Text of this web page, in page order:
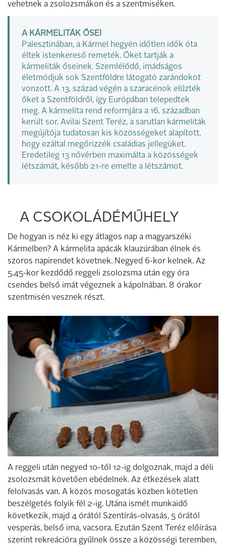
vehetnek a zsolozsmákon és a szentmiséken.
A KÁRMELITÁK ŐSEI
Palesztinában, a Kármel hegyén időtlen idők óta
éltek istenkereső remeték. Őket tartják a
kármeliták őseinek. Szemlélődő, imádságos
életmódjuk sok Szentföldre látogató zarándokot
vonzott. A 13. század végén a szaracénok elűzték
őket a Szentföldről, így Európában telepedtek
meg. A kármelita rend reformjára a 16. században
került sor. Avilai Szent Teréz, a sarutlan kármeliták
megújítója tudatosan kis közösségeket alapított,
hogy ezáltal megőrizzék családias jellegüket.
Eredetileg 13 nővérben maximálta a közösségek
létszámát, később 21-re emelte a létszámot.
A CSOKOLÁDÉMŰHELY
De hogyan is néz ki egy átlagos nap a magyarszéki
Kármelben? A kármelita apácák klauzúrában élnek és
szoros napirendet követnek. Negyed 6-kor kelnek. Az
5.45-kor kezdődő reggeli zsolozsma után egy óra
csendes belső imát végeznek a kápolnában. 8 órakor
szentmisén vesznek részt.
A reggeli után negyed 10-től 12-ig dolgoznak, majd a déli
zsolozsmát követően ebédelnek. Az étkezések alatt
felolvasás van. A közös mosogatás közben kötetlen
beszélgetés folyik fél 2-ig. Utána ismét munkaidő
következik, majd 4 órától Szentírás-olvasás, 5 órától
vesperás, belső ima, vacsora. Ezután Szent Teréz előírása
szerint rekreációra gyűlnek össze a közösségi teremben,